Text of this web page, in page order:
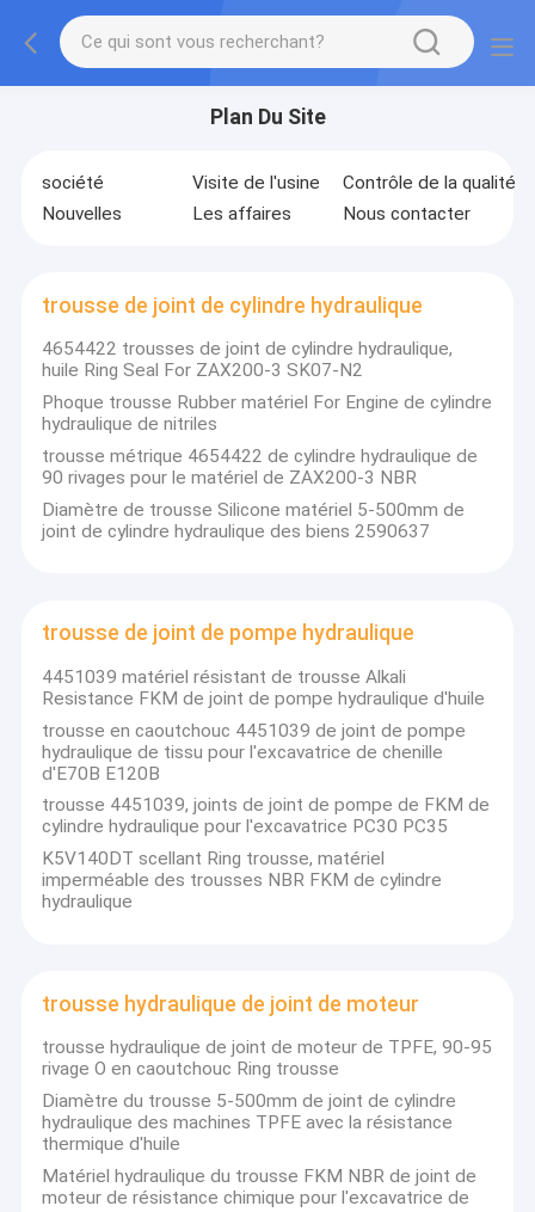
Plan Du Site
société Visite de l'usine
Contrôle de la qualité
Nouvelles
Les affaires Nous contacter
trousse de joint de cylindre hydraulique
4654422 trousses de joint de cylindre hydraulique,
huile Ring Seal For ZAX200-3 SK07-N2
Phoque trousse Rubber matériel For Engine de cylindre
hydraulique de nitriles
trousse métrique 4654422 de cylindre hydraulique de
90 rivages pour le matériel de ZAX200-3 NBR
Diamètre de trousse Silicone matériel 5-500mm de
joint de cylindre hydraulique des biens 2590637
trousse de joint de pompe hydraulique
4451039 matériel résistant de trousse Alkali
Resistance FKM de joint de pompe hydraulique d'huile
trousse en caoutchouc 4451039 de joint de pompe
hydraulique de tissu pour l'excavatrice de chenille
d'E70B E120B
trousse 4451039, joints de joint de pompe de FKM de
cylindre hydraulique pour l'excavatrice PC30 PC35
K5V140DT scellant Ring trousse, matériel
imperméable des trousses NBR FKM de cylindre
hydraulique
trousse hydraulique de joint de moteur
trousse hydraulique de joint de moteur de TPFE, 90-95
rivage O en caoutchouc Ring trousse
Diamètre du trousse 5-500mm de joint de cylindre
hydraulique des machines TPFE avec la résistance
thermique d'huile
Matériel hydraulique du trousse FKM NBR de joint de
moteur de résistance chimique pour l'excavatrice de